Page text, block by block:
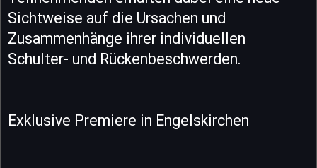
Sichtweise auf die Ursachen und
Zusammenhänge ihrer individuellen
Schulter- und Rückenbeschwerden.
Exklusive Premiere in Engelskirchen